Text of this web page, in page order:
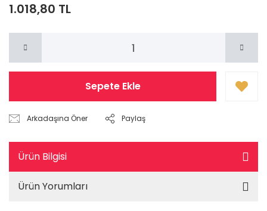
1.018,80 TL
Sepete Ekle
Arkadaşına Öner Paylaş
Ürün Bilgisi
Ürün Yorumları